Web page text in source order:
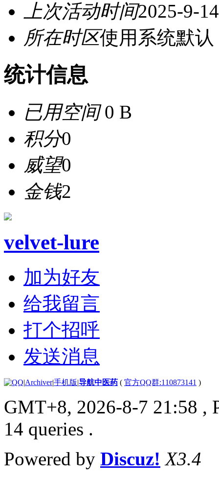
上次活动时间2025-9-
所在时区使用系统默认
统计信息
已用空间0 B
积分0
威望0
金钱2
velvet-lure
加为好友
给我留言
打个招呼
发送消息
|Archiver|手机版|导航中医药 ( 官方QQ群:110873141 )
GMT+8, 2026-8-7 21:58 ,
14 queries .
Powered by Discuz! X3.4